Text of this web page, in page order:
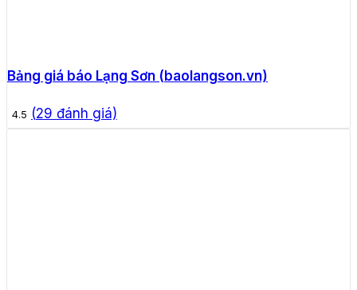
Bảng giá báo Lạng Sơn (baolangson.vn)
4.5 (29 đánh giá)